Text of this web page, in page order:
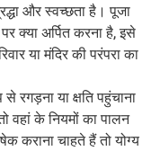
और स्वच्छता है। पूजा
क्या अर्पित करना है, इसे
या मंदिर की परंपरा का
रगड़ना या क्षति पहुंचाना
वहां के नियमों का पालन
कराना चाहते हैं तो योग्य